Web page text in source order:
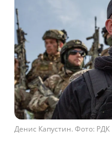
Денис Капустин. Фото: РДК